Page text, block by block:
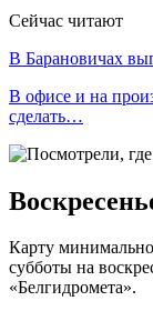
Сейчас читают
В Барановичах
В офисе и на
сделать…
Карту
субботы на
«Белгидромета».